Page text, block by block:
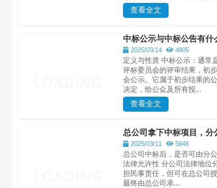
查看全文
中标公示与中标公告有什
2025/03/14 4805
定义与性质 中标公示：通常
评标委员会的评审结果，初
会公示。它属于初步结果的
决定，给公众及所有投...
查看全文
总公司拿下中标项目，
2025/03/11 5946
总公司中标后，是否可由分
法律允许性 ​分公司法律地位
担民事责任，但可在总公司
最终由总公司承...